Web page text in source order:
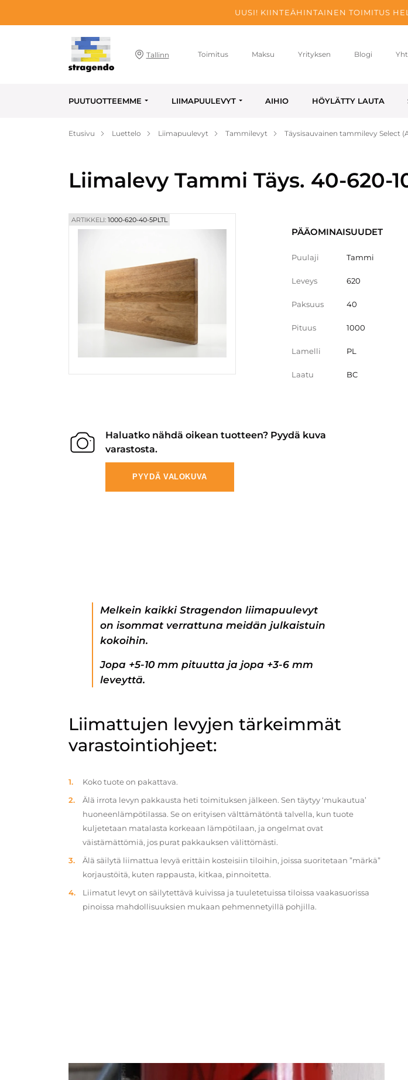
UUSI! KIINTEÄHINTAINEN TOIMITUS
Tallinn Toimitus Maksu Yrityksen Blogi
PUUTUOTTEEMME LIIMAPUULEVYT AIHIO HÖYLÄTTY LAUTA
Etusivu Luettelo Liimapuulevyt Tammilevyt Täysisauvainen tammilevy Select
Liimalevy Tammi Täys. 40-620-
ARTIKKELI: 1000-620-40-5PLTL
PÄÄOMINAISUUDET
Puulaji Tammi
Leveys 620
Paksuus 40
Pituus 1000
Lamelli PL
Laatu BC
Haluatko nähdä oikean tuotteen? Pyydä kuva
varastosta.
PYYDÄ VALOKUVA
Melkein kaikki Stragendon liimapuulevyt
on isommat verrattuna meidän julkaistuin
kokoihin.
Jopa +5-10 mm pituutta ja jopa +3-6 mm
leveyttä.
Liimattujen levyjen tärkeimmät
varastointiohjeet:
Koko tuote on pakattava.
Älä irrota levyn pakkausta heti toimituksen jälkeen. Sen täytyy ‘mukautua’
huoneenlämpötilassa. Se on erityisen välttämätöntä talvella, kun tuote
kuljetetaan matalasta korkeaan lämpötilaan, ja ongelmat ovat
väistämättömiä, jos purat pakkauksen välittömästi.
Älä säilytä liimattua levyä erittäin kosteisiin tiloihin, joissa suoritetaan ”märkä”
korjaustöitä, kuten rappausta, kitkaa, pinnoitetta.
Liimatut levyt on säilytettävä kuivissa ja tuuletetuissa tiloissa vaakasuorissa
pinoissa mahdollisuuksien mukaan pehmennetyillä pohjilla.